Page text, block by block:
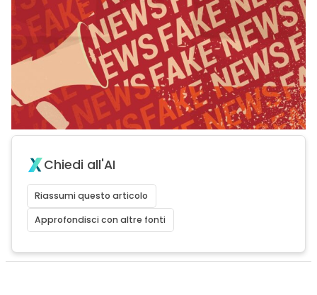
Chiedi all'AI
Riassumi questo articolo
Approfondisci con altre fonti